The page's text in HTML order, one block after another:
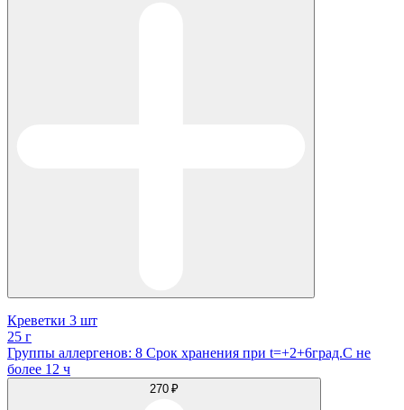
Креветки 3 шт
25 г
Группы аллергенов: 8 Срок хранения при t=+2+6град.С не
более 12 ч
270 ₽